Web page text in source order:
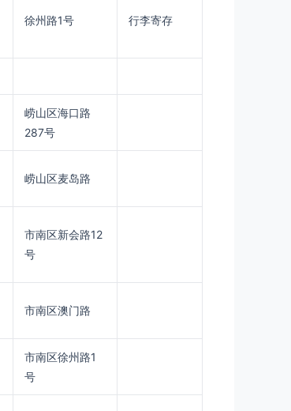
徐州路1号 行李寄存
崂山区海口路
287号
崂山区麦岛路
市南区新会路12
号
市南区澳门路
市南区徐州路1
号